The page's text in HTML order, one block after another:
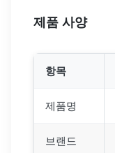
제품 사양
항목
제품명
브랜드